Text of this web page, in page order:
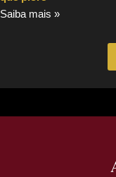
Saiba mais »